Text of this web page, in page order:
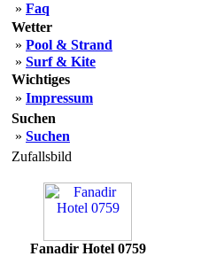
» Faq
Wetter
» Pool & Strand
» Surf & Kite
Wichtiges
» Impressum
Suchen
» Suchen
Zufallsbild
Fanadir Hotel 0759